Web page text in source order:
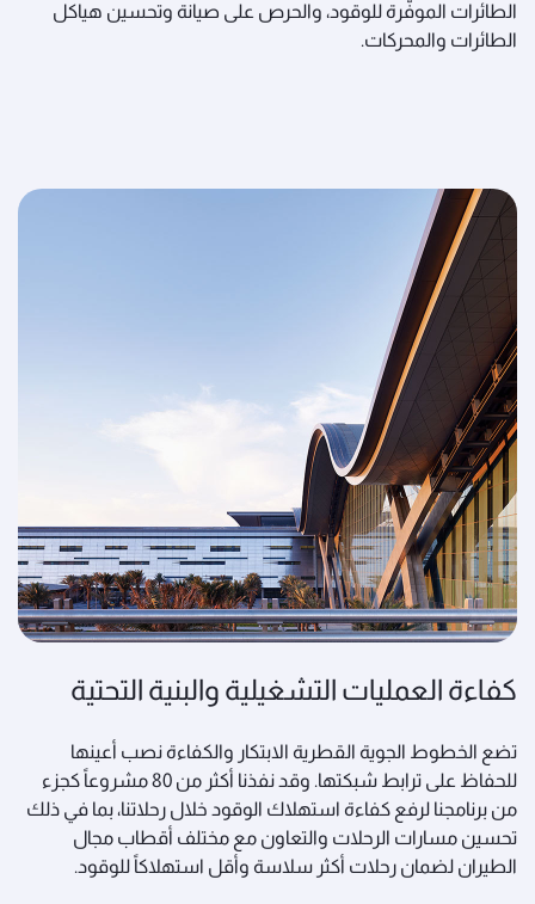
الطائرات الموفّرة للوقود، والحرص على صيانة وتحسين هياكل
الطائرات والمحركات.
كفاءة العمليات التشغيلية والبنية التحتية
تضع الخطوط الجوية القطرية الابتكار والكفاءة نصب أعينها
للحفاظ على ترابط شبكتها. وقد نفذنا أكثر من 80 مشروعاً كجزء
من برنامجنا لرفع كفاءة استهلاك الوقود خلال رحلاتنا، بما في ذلك
تحسين مسارات الرحلات والتعاون مع مختلف أقطاب مجال
الطيران لضمان رحلات أكثر سلاسة وأقل استهلاكاً للوقود.